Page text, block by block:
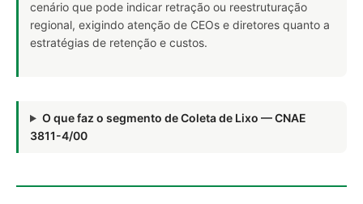
cenário que pode indicar retração ou reestruturação
regional, exigindo atenção de CEOs e diretores quanto a
estratégias de retenção e custos.
O que faz o segmento de Coleta de Lixo — CNAE
3811-4/00